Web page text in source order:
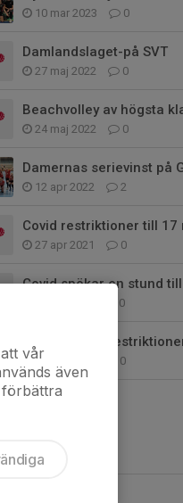
10 mar 2023 0
Damlandslaget-på SVT
27 maj 2022 0
Beachvolley av högsta
24 maj 2022 0
Damernas serievinst på
12 apr 2022 2
Covid restriktioner till 17
27 apr 2021 0
Covid spökar en stund till
0
Covid skapar
29 okt 2020 0
vår
även